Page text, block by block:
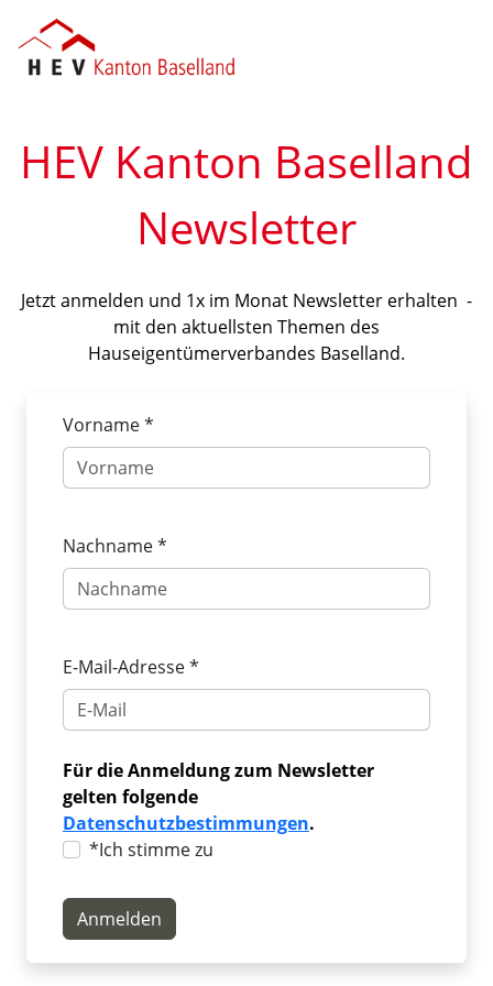
HEV Kanton Baselland
Newsletter
Jetzt anmelden und 1x im Monat Newsletter erhalten -
mit den aktuellsten Themen des
Hauseigentümerverbandes Baselland.
Vorname *
Nachname *
E-Mail-Adresse *
Für die Anmeldung zum Newsletter
gelten folgende
Datenschutzbestimmungen.
*Ich stimme zu